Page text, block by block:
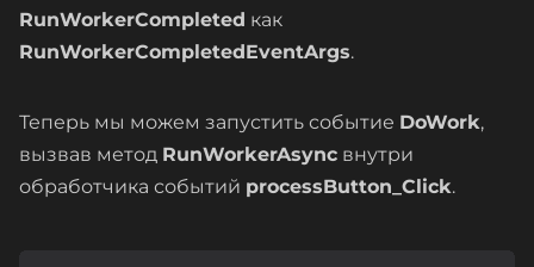
RunWorkerCompleted как
RunWorkerCompletedEventArgs.
Теперь мы можем запустить событие DoWork,
вызвав метод RunWorkerAsync внутри
обработчика событий processButton_Click.